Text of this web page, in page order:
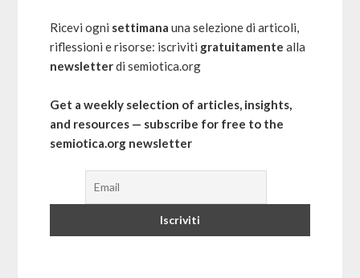
Ricevi ogni settimana una selezione di articoli,
riflessioni e risorse: iscriviti gratuitamente alla
newsletterdi semiotica.org
Get a weekly selection of articles, insights,
and resources — subscribe for free to the
semiotica.org newsletter